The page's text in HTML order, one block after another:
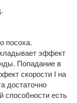
посоха.
эффект
Попадание в
скорости I на
достаточно
способности есть